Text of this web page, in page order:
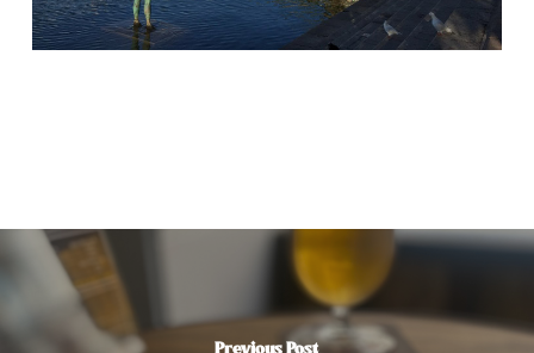
Previous Post